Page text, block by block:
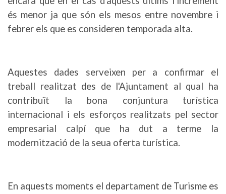
és menor ja que són els mesos entre novembre i
febrer els que es consideren temporada alta.
Aquestes dades serveixen per a confirmar el
treball realitzat des de l'Ajuntament al qual ha
contribuït la bona conjuntura turística
internacional i els esforços realitzats pel sector
empresarial calpí que ha dut a terme la
modernització de la seua oferta turística.
En aquests moments el departament de Turisme es